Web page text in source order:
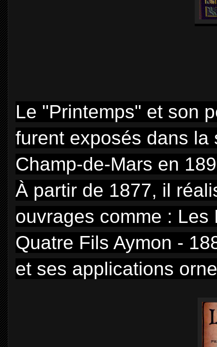
Le "Printemps" et son
furent exposés dans
Champ-de-Mars en
À partir de 1877, il
ouvrages comme :
Quatre Fils Aymon -
et ses applications